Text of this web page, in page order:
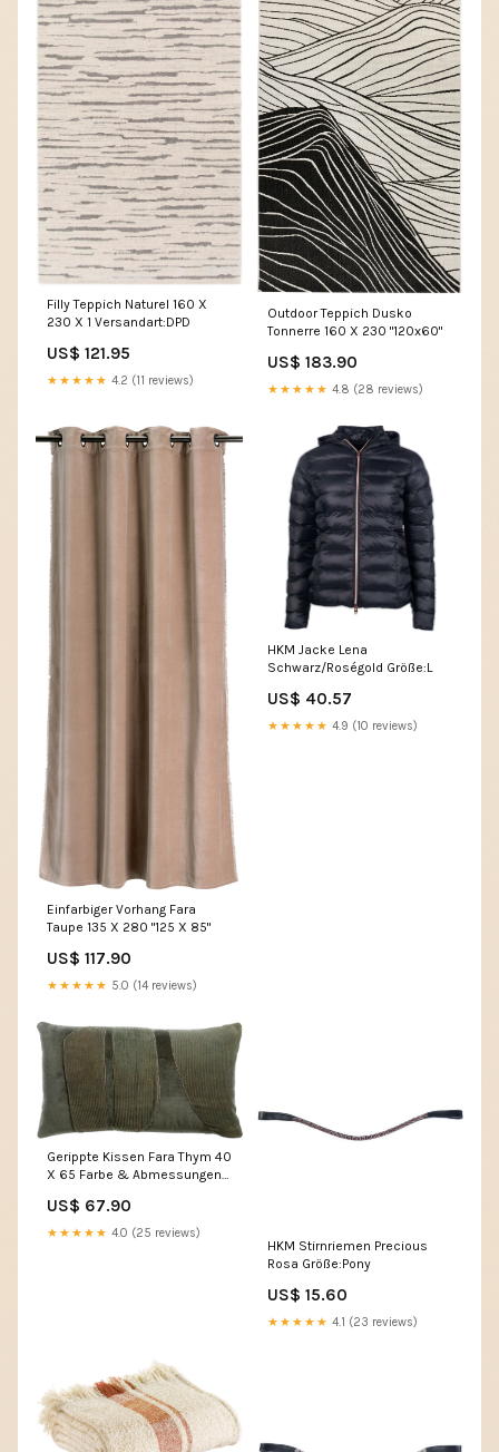
Filly Teppich Naturel 160 X
230 X 1 Versandart:DPD
US$ 121.95
★★★★★ 4.2 (11 reviews)
Outdoor Teppich Dusko
Tonnerre 160 X 230 "120x60"
US$ 183.90
★★★★★ 4.8 (28 reviews)
Einfarbiger Vorhang Fara
Taupe 135 X 280 "125 X 85"
US$ 117.90
★★★★★ 5.0 (14 reviews)
HKM Jacke Lena
Schwarz/Roségold Größe:L
US$ 40.57
★★★★★ 4.9 (10 reviews)
Gerippte Kissen Fara Thym 40
X 65 Farbe & Abmessungen
US$ 67.90
★★★★★ 4.0 (25 reviews)
HKM Stirnriemen Precious
Rosa Größe:Pony
US$ 15.60
★★★★★ 4.1 (23 reviews)